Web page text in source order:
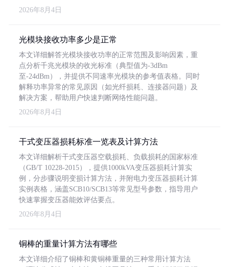
2026年8月4日
光模块接收功率多少是正常
本文详细解答光模块接收功率的正常范围及影响因素，重
点分析千兆光模块的收光标准（典型值为-3dBm
至-24dBm），并提供不同速率光模块的参考值表格。同时
解释功率异常的常见原因（如光纤损耗、连接器问题）及
解决方案，帮助用户快速判断网络性能问题。
2026年8月4日
干式变压器损耗标准一览表及计算方法
本文详细解析干式变压器空载损耗、负载损耗的国家标准
（GB/T 10228-2015），提供1000kVA变压器损耗计算实
例，分步骤说明变损计算方法，并附电力变压器损耗计算
实例表格，涵盖SCB10/SCB13等常见型号参数，指导用户
快速掌握变压器能效评估要点。
2026年8月4日
铜棒的重量计算方法有哪些
本文详细介绍了铜棒和黄铜棒重量的三种常用计算方法